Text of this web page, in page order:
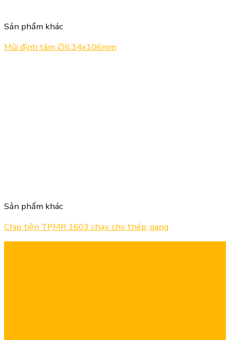
Sản phẩm khác
Mũi định tâm ∅6.34x106mm
Sản phẩm khác
Chip tiện TPMR 1603 chạy cho thép, gang